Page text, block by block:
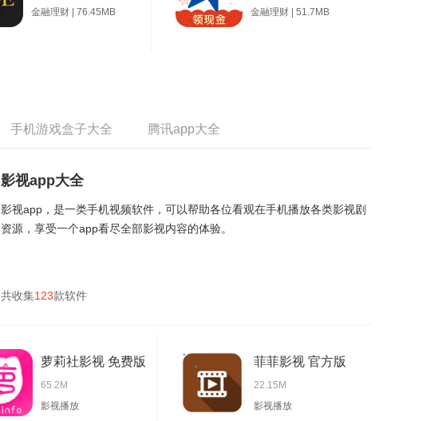
金融理财 | 76.45MB 金融理财 | 51.7MB
手机游戏盒子大全 腾讯app大全
影视app大全
影视app，是一类手机视频软件，可以帮助各位看观在手机播放各类影视剧
资源，享受一个app看尽全部影视内容的体验。
共收集123款软件
萝莉社影视 免费版
65.2M
影视播放
菲菲影视 官方版
22.15M
影视播放